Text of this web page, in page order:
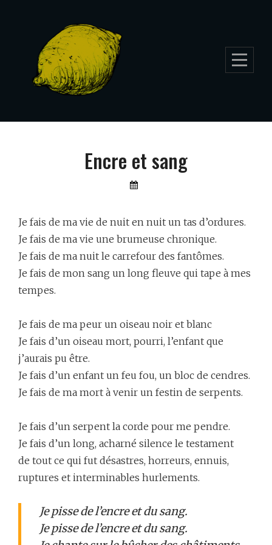
Encre et sang
By
Je fais de ma vie de nuit en nuit un tas d’ordures.
Je fais de ma vie une brumeuse chronique.
Je fais de ma nuit le carrefour des fantômes.
Je fais de mon sang un long fleuve qui tape à mes
tempes.
Je fais de ma peur un oiseau noir et blanc
Je fais d’un oiseau mort, pourri, l’enfant que
j’aurais pu être.
Je fais d’un enfant un feu fou, un bloc de cendres.
Je fais de ma mort à venir un festin de serpents.
Je fais d’un serpent la corde pour me pendre.
Je fais d’un long, acharné silence le testament
de tout ce qui fut désastres, horreurs, ennuis,
ruptures et interminables hurlements.
Je pisse de l’encre et du sang.
Je pisse de l’encre et du sang.